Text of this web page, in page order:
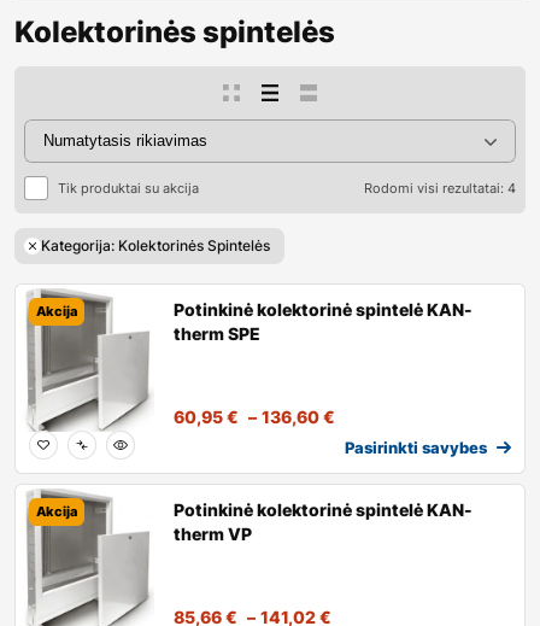
Kolektorinės spintelės
Tik produktai su akcija Rodomi visi rezultatai: 4
Kategorija: Kolektorinės Spintelės
Akcija
Potinkinė kolektorinė spintelė KAN-
therm SPE
60,95€ – 136,60€
Pasirinkti savybes
Akcija
Potinkinė kolektorinė spintelė KAN-
therm VP
85,66€ – 141,02€